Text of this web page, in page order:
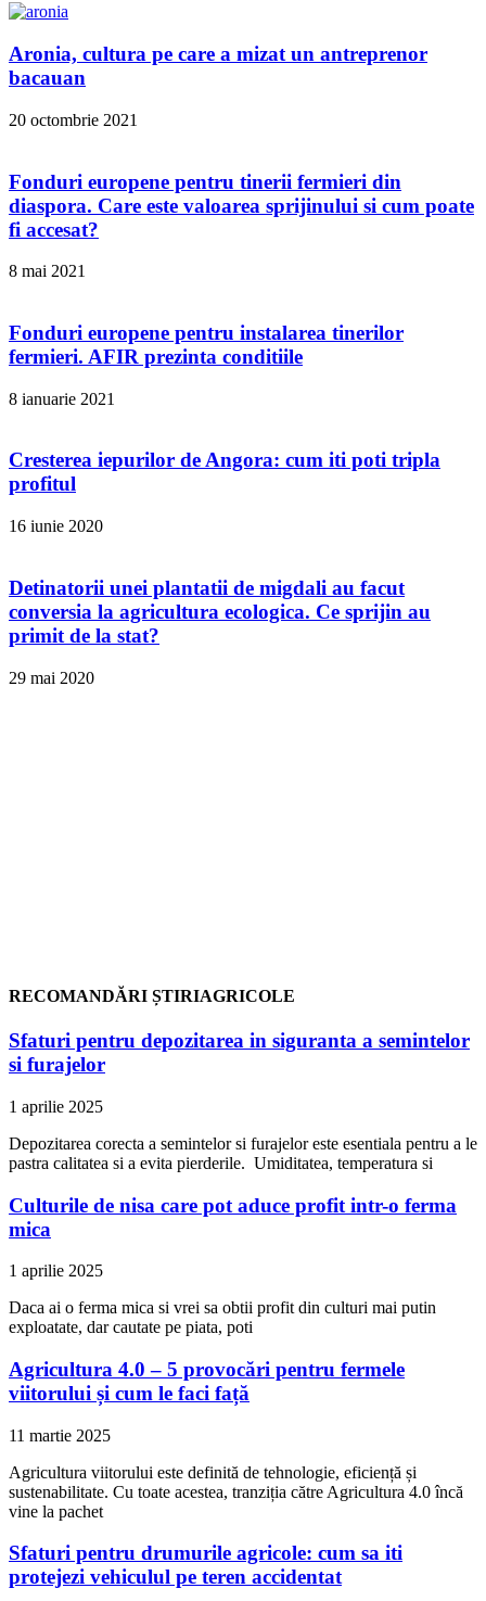
Aronia, cultura pe care a mizat un antreprenor
bacauan
20 octombrie 2021
Fonduri europene pentru tinerii fermieri din
diaspora. Care este valoarea sprijinului si cum poate
fi accesat?
8 mai 2021
Fonduri europene pentru instalarea tinerilor
fermieri. AFIR prezinta conditiile
8 ianuarie 2021
Cresterea iepurilor de Angora: cum iti poti tripla
profitul
16 iunie 2020
Detinatorii unei plantatii de migdali au facut
conversia la agricultura ecologica. Ce sprijin au
primit de la stat?
29 mai 2020
RECOMANDĂRI ȘTIRIAGRICOLE
Sfaturi pentru depozitarea in siguranta a semintelor
si furajelor
1 aprilie 2025
Depozitarea corecta a semintelor si furajelor este esentiala pentru a le
pastra calitatea si a evita pierderile. Umiditatea, temperatura si
Culturile de nisa care pot aduce profit intr-o ferma
mica
1 aprilie 2025
Daca ai o ferma mica si vrei sa obtii profit din culturi mai putin
exploatate, dar cautate pe piata, poti
Agricultura 4.0 – 5 provocări pentru fermele
viitorului și cum le faci față
11 martie 2025
Agricultura viitorului este definită de tehnologie, eficiență și
sustenabilitate. Cu toate acestea, tranziția către Agricultura 4.0 încă
vine la pachet
Sfaturi pentru drumurile agricole: cum sa iti
protejezi vehiculul pe teren accidentat